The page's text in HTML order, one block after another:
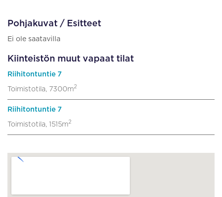
Pohjakuvat / Esitteet
Ei ole saatavilla
Kiinteistön muut vapaat tilat
Riihitontuntie 7
Toimistotila, 7300m2
Riihitontuntie 7
Toimistotila, 1515m2